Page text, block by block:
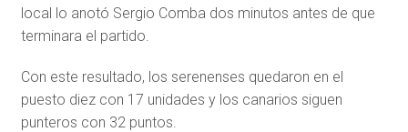
local lo anotó Sergio Comba dos minutos antes de que
terminara el partido.
Con este resultado, los serenenses quedaron en el
puesto diez con 17 unidades y los canarios siguen
punteros con 32 puntos.